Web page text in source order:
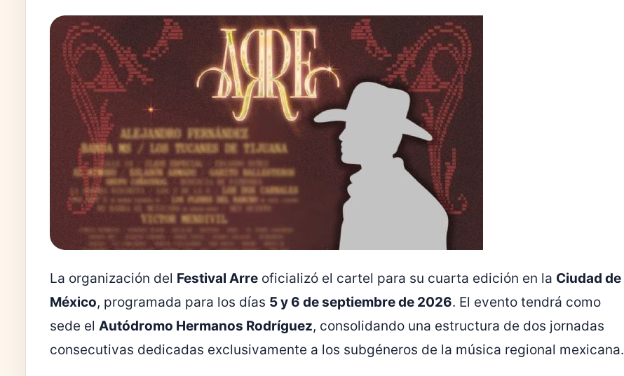
La organización del Festival Arre oficializó el cartel para su cuarta edición en la Ciudad de
México, programada para los días 5 y 6 de septiembre de 2026. El evento tendrá como
sede el Autódromo Hermanos Rodríguez, consolidando una estructura de dos jornadas
consecutivas dedicadas exclusivamente a los subgéneros de la música regional mexicana.